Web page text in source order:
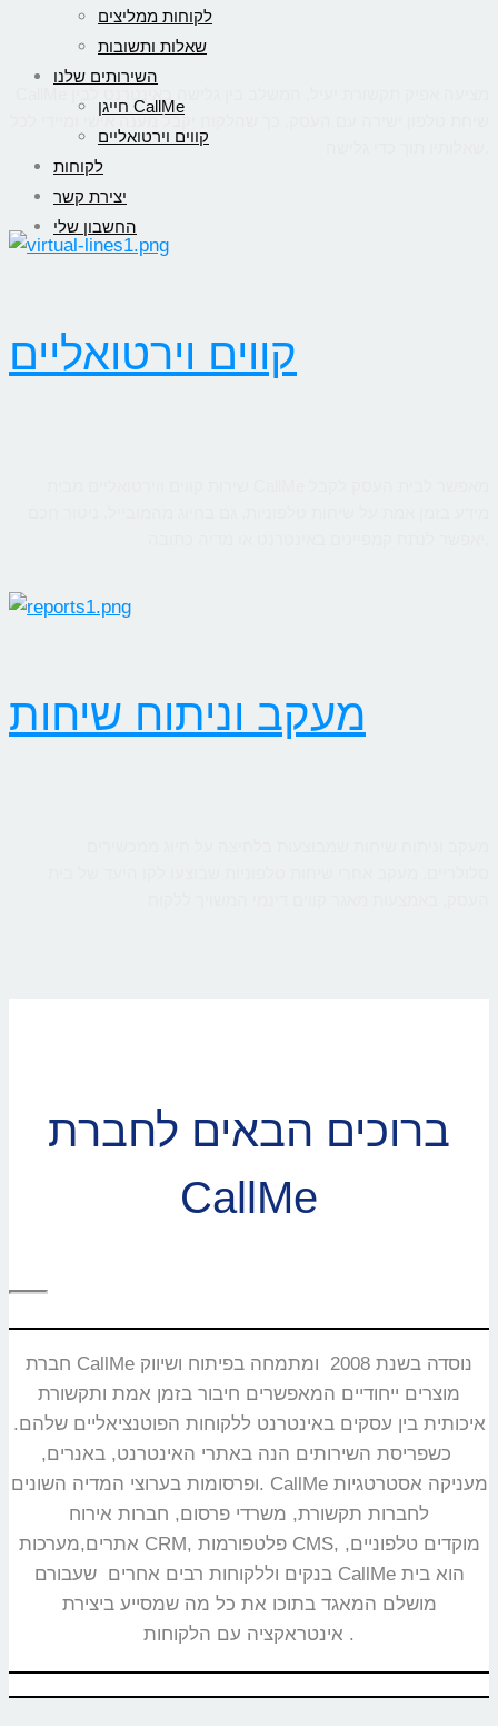
לקוחות ממליצים
שאלות ותשובות
השירותים שלנו
חייגן CallMe
קווים וירטואליים
לקוחות
יצירת קשר
החשבון שלי
שיחת טלפון ישירה עם העסק, כך שהלקוח יקבל מענה אישי ומיידי לכל
קווים וירטואליים
מעקב וניתוח שיחות
ברוכים הבאים לחברת
CallMe
חברת CallMe נוסדה בשנת 2008 ומתמחה בפיתוח ושיווק
מוצרים ייחודיים המאפשרים חיבור בזמן אמת ותקשורת
איכותית בין עסקים באינטרנט ללקוחות הפוטנציאליים שלהם.
כשפריסת השירותים הנה באתרי האינטרנט, באנרים,
ופרסומות בערוצי המדיה השונים. CallMe מעניקה אסטרטגיות
לחברות תקשורת, משרדי פרסום, חברות אירוח
אתרים,מערכות CRM, פלטפורמות CMS, מוקדים טלפוניים,
בנקים וללקוחות רבים אחרים שעבורם CallMe הוא בית
מושלם המאגד בתוכו את כל מה שמסייע ביצירת
אינטראקציה עם הלקוחות.